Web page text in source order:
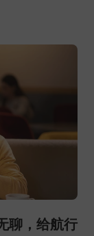
聊，给航行